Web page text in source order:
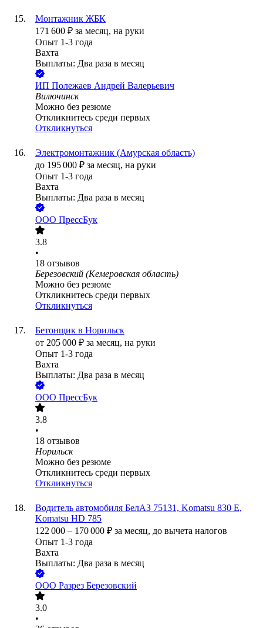
Монтажник ЖБК
171 600 ₽ за месяц, на руки
Опыт 1-3 года
Вахта
Выплаты: Два раза в месяц
ИП Полежаев Андрей Валерьевич
Вилючинск
Можно без резюме
Откликнитесь среди первых
Откликнуться
Электромонтажник (Амурская область)
до 195 000 ₽ за месяц, на руки
Опыт 1-3 года
Вахта
Выплаты: Два раза в месяц
ООО ПрессБук
3.8
•
18 отзывов
Березовский (Кемеровская область)
Можно без резюме
Откликнитесь среди первых
Откликнуться
Бетонщик в Норильск
от 205 000 ₽ за месяц, на руки
Опыт 1-3 года
Вахта
Выплаты: Два раза в месяц
ООО ПрессБук
3.8
•
18 отзывов
Норильск
Можно без резюме
Откликнитесь среди первых
Откликнуться
Водитель автомобиля БелАЗ 75131, Komatsu 830 E,
Komatsu HD 785
122 000 – 170 000 ₽ за месяц, до вычета налогов
Опыт 1-3 года
Вахта
Выплаты: Два раза в месяц
ООО Разрез Березовский
3.0
•